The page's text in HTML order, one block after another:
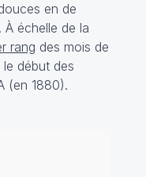
en de
échelle de la
rang des mois de
début des
(en 1880).